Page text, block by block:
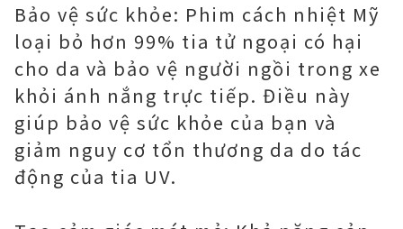
Bảo vệ sức khỏe: Phim cách nhiệt Mỹ
loại bỏ hơn 99% tia tử ngoại có hại
cho da và bảo vệ người ngồi trong xe
khỏi ánh nắng trực tiếp. Điều này
giúp bảo vệ sức khỏe của bạn và
giảm nguy cơ tổn thương da do tác
động của tia UV.